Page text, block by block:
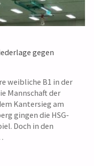
gegen
weibliche B1 in der
Mannschaft der
Kantersieg am
gingen die HSG-
Doch in den